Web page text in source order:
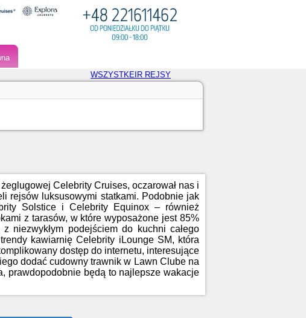
WSZYSTKEIR REJSY
Celebrity Cruises, oczarował nas i
rejsów luksusowymi statkami. Podobnie jak
Solstice i Celebrity Equinox – również
z tarasów, w które wyposażone jest 85%
niezwykłym podejściem do kuchni całego
kawiarnię Celebrity iLounge SM, która
dostęp do internetu, interesujące
dodać cudowny trawnik w Lawn Clube na
prawdopodobnie będą to najlepsze wakacje